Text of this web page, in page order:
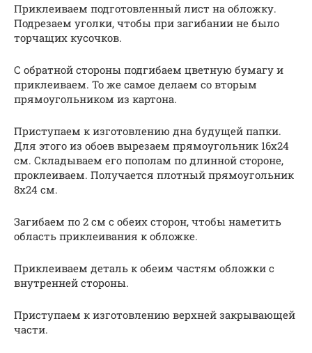
Приклеиваем подготовленный лист на обложку.
Подрезаем уголки, чтобы при загибании не было
торчащих кусочков.
С обратной стороны подгибаем цветную бумагу и
приклеиваем. То же самое делаем со вторым
прямоугольником из картона.
Приступаем к изготовлению дна будущей папки.
Для этого из обоев вырезаем прямоугольник 16х24
см. Складываем его пополам по длинной стороне,
проклеиваем. Получается плотный прямоугольник
8х24 см.
Загибаем по 2 см с обеих сторон, чтобы наметить
область приклеивания к обложке.
Приклеиваем деталь к обеим частям обложки с
внутренней стороны.
Приступаем к изготовлению верхней закрывающей
части.